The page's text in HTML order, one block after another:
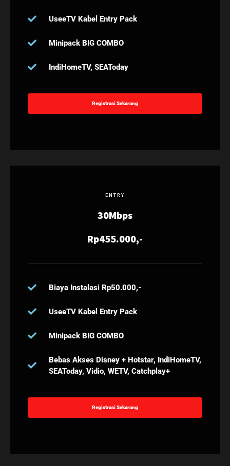
UseeTV Kabel Entry Pack
Minipack BIG COMBO
IndiHomeTV, SEAToday
Registrasi Sekarang
ENTRY
30Mbps
Rp455.000,-
Biaya Instalasi Rp50.000,-
UseeTV Kabel Entry Pack
Minipack BIG COMBO
Bebas Akses Disney + Hotstar, IndiHomeTV,
SEAToday, Vidio, WETV, Catchplay+
Registrasi Sekarang